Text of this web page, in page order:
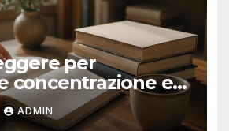
per
concentrazione e
ADMIN